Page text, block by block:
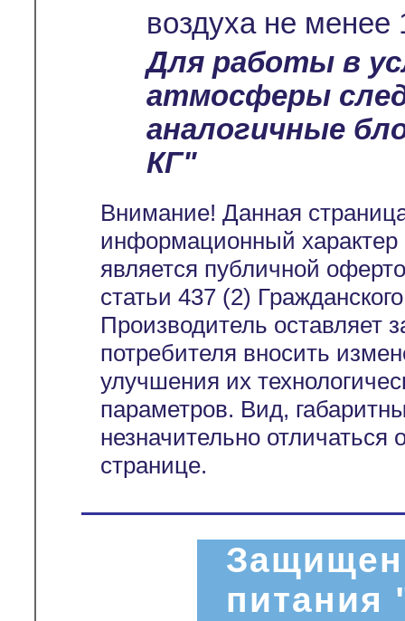
воздуха не менее
Для работы в
атмосферы
аналогичные
КГ"
Внимание! Данная
информационный характер
является публичной
статьи 437 (2)
Производитель оставляет
потребителя вносить
улучшения их
параметров. Вид,
незначительно
странице.
питания